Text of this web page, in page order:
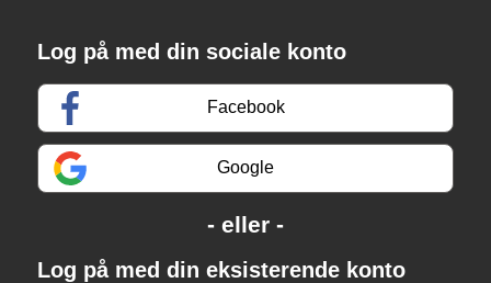
Log på med din sociale konto
Facebook
Google
Log på med din eksisterende konto